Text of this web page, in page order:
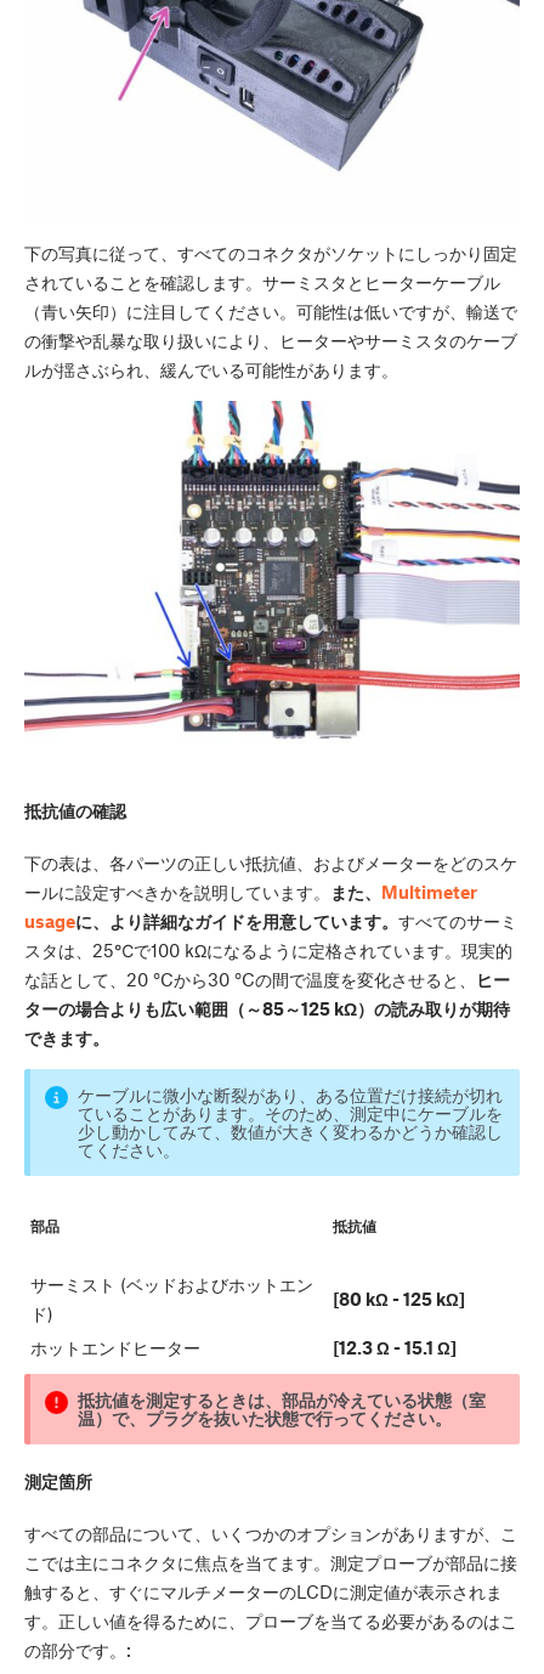
下の写真に従って、すべてのコネクタがソケットにしっかり固定
されていることを確認します。サーミスタとヒーターケーブル
（青い矢印）に注目してください。可能性は低いですが、輸送で
の衝撃や乱暴な取り扱いにより、ヒーターやサーミスタのケーブ
ルが揺さぶられ、緩んでいる可能性があります。
抵抗値の確認
下の表は、各パーツの正しい抵抗値、およびメーターをどのスケ
ールに設定すべきかを説明しています。
また、 Multimeter
usageに、より詳細なガイドを用意しています。 すべてのサーミ
スタは、25℃で100 kΩになるように定格されています。現実的
な話として、20 °Cから30 °Cの間で温度を変化させると、
ヒー
ターの場合よりも広い範囲（～85～125 kΩ）の読み取りが期待
できます。
ケーブルに微小な断裂があり、ある位置だけ接続が切れ
ていることがあります。そのため、測定中にケーブルを
少し動かしてみて、数値が大きく変わるかどうか確認し
てください。
部品 抵抗値
サーミスト (ベッドおよびホットエン
ド)
[80 kΩ - 125 kΩ]
ホットエンドヒーター [12.3 Ω - 15.1 Ω]
抵抗値を測定するときは、部品が冷えている状態（室
温）で、プラグを抜いた状態で行ってください。
測定箇所
すべての部品について、いくつかのオプションがありますが、こ
こでは主にコネクタに焦点を当てます。測定プローブが部品に接
触すると、すぐにマルチメーターのLCDに測定値が表示されま
す。正しい値を得るために、プローブを当てる必要があるのはこ
の部分です。: